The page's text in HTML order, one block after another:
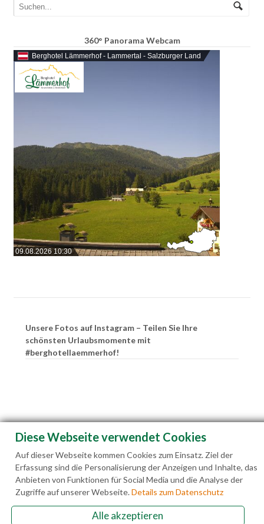
360° Panorama Webcam
Berghotel Lämmerhof - Lammertal - Salzburger Land
09.08.2026 10:30
Unsere Fotos auf Instagram – Teilen Sie Ihre
schönsten Urlaubsmomente mit
#berghotellaemmerhof!
Diese Webseite verwendet Cookies
Auf dieser Webseite kommen Cookies zum Einsatz. Ziel der
Erfassung sind die Personalisierung der Anzeigen und Inhalte, das
Anbieten von Funktionen für Social Media und die Analyse der
Zugriffe auf unserer Webseite.Details zum Datenschutz
Alle akzeptieren